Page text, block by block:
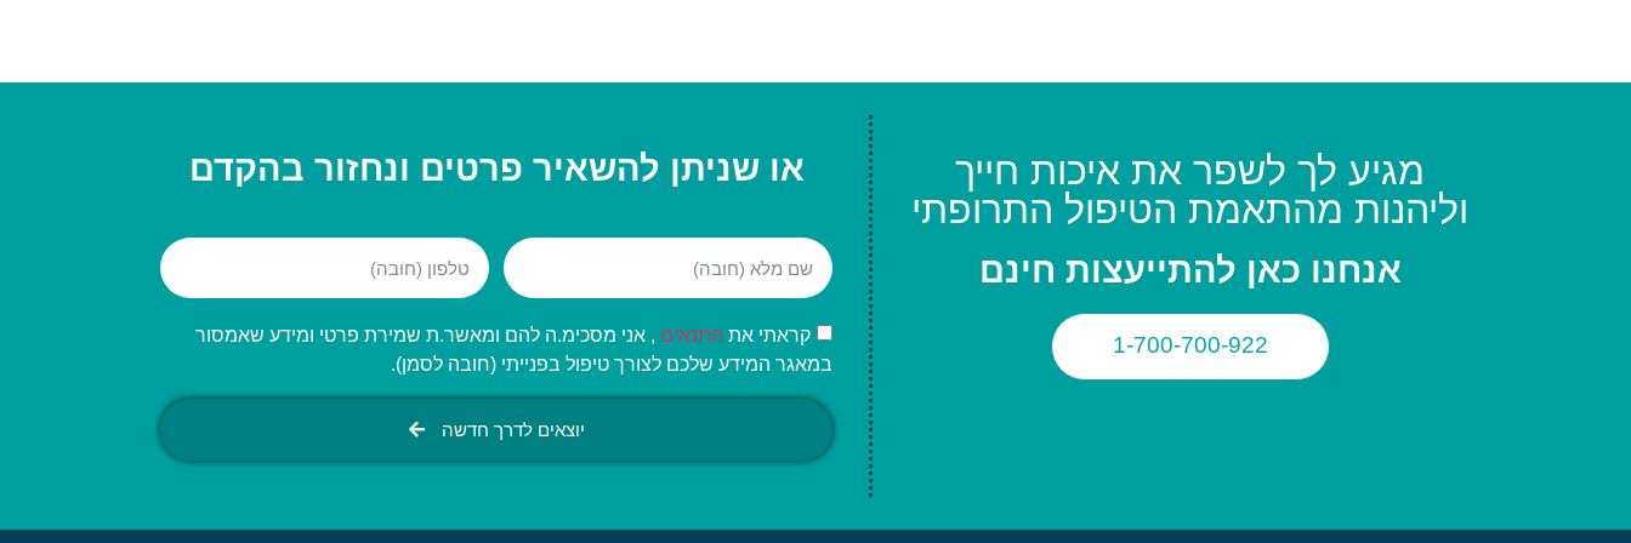
מגיע לך לשפר את איכות חייך
וליהנות מהתאמת הטיפול התרופתי
אנחנו כאן להתייעצות חינם
1-700-700-922
או שניתן להשאיר פרטים ונחזור בהקדם
קראתי את התנאים , אני מסכימ.ה להם ומאשר.ת שמירת פרטי ומידע שאמסור
במאגר המידע שלכם לצורך טיפול בפנייתי (חובה לסמן).
יוצאים לדרך חדשה